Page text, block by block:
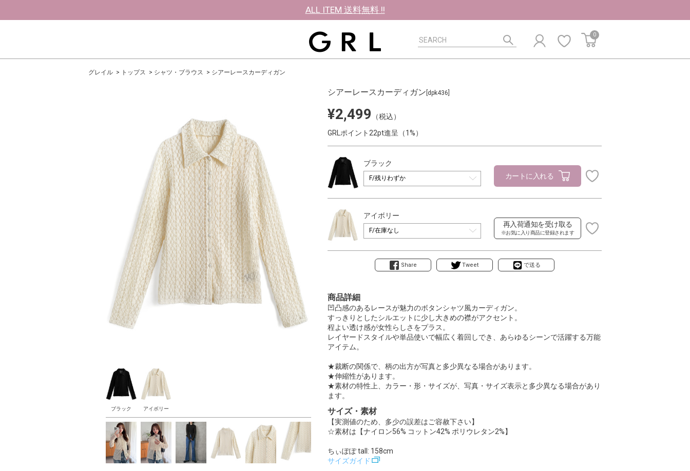
ALL ITEM 送料無料 !!
0
グレイル トップス シャツ・ブラウス シアーレースカーディガン
ブラック アイボリー
シアーレースカーディガン [dpk436]
¥2,499
（税込）
GRLポイント22pt進呈（1%）
ブラック
カートに入れる
アイボリー
再入荷通知を受け取る
※お気に入り商品に登録されます
Share Tweet で送る
商品詳細
凹凸感のあるレースが魅力のボタンシャツ風カーディガン。
すっきりとしたシルエットに少し大きめの襟がアクセント。
程よい透け感が女性らしさをプラス。
レイヤードスタイルや単品使いで幅広く着回しでき、あらゆるシーンで活躍する万能
アイテム。
★裁断の関係で、柄の出方が写真と多少異なる場合があります。
★伸縮性があります。
★素材の特性上、カラー・形・サイズが、写真・サイズ表示と多少異なる場合があり
ます。
サイズ・素材
【実測値のため、多少の誤差はご容赦下さい】
☆素材は【ナイロン56% コットン42% ポリウレタン2%】
ちぃぽぽ tall: 158cm
サイズガイド